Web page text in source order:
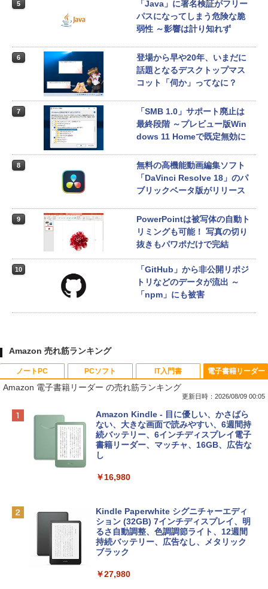
5
「Java」に署名検証がフリー
パスになってしまう危険な脆
弱性 ～影響は計り知れず
6
登場から早や20年、いまだに
話題となるデスクトップマス
コット「伺か」ってなに？
7
「SMB 1.0」サポート廃止は
最終段階 ～プレビュー版Win
dows 11 Homeで既定無効に
8
無料の高機能動画編集ソフト
「DaVinci Resolve 18」のパ
ブリックベータ版がリリース
9
PowerPointは被写体の自動ト
リミングも可能！ 写真の切り
抜きもパワポだけで完結
10
「GitHub」から非公開リポジ
トリなどのデータが流出 ～
「npm」にも被害
Amazon 売れ筋ランキング
ノートPC
Apple 2026 MacBook Neo A18 Proチッ
プ搭載13インチノートブック：AIとAppl
e Intelligenceのために設計、Liquid Ret
inaディスプレイ、8GBユニファイドメモ
リ、512GB SSDストレージ、1080p Fac
ゴ
tomtoc 360°保護 15.6 16インチ パソコ
ンケース Dell NEC Lavie ASUS HP dyna
book Lenovo対応
￥2,952
PCソフト
Robloxギフトカード - 800 Robux 【限
定バーチャルアイテムを含む】 【オンラ
インゲームコード】 ロブロックス | オン
ラインコード版
定バーチャルアイテムを含む】 【オンラ
インゲームコード】 ロブロックス |オン
ラインコード版
￥1,600
IT入門書
生成AIパスポート公式テキスト 第４版
￥1,766
ズ (はぴーイラストLabo)
￥480
bデザイン入門講座［第2版］
電子書籍リーダー
Amazon 電子書籍リーダー の売れ筋ランキング
更新日時：2026/08/09 00:05
Amazon Kindle - 目に優しい、かさばら
ない、大きな画面で読みやすい、6週間持
続バッテリー、6インチディスプレイ電子
書籍リーダー、マッチャ、16GB、広告な
し
￥16,980
Kindle Paperwhite シグニチャーエディ
ション (32GB) 7インチディスプレイ、明
るさ自動調整、色調調節ライト、12週間
持続バッテリー、広告なし、メタリック
ブラック
￥27,980